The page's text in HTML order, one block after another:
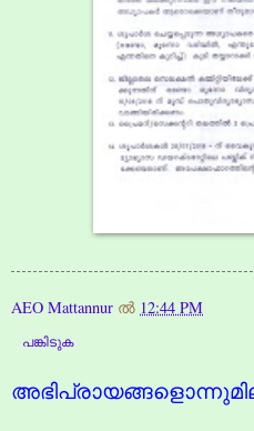
AEO Mattannur ല്‍ 12:44 PM
പങ്കിടുക